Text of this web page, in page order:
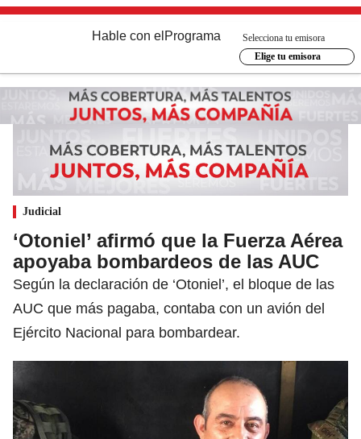
Hable con el Programa
Selecciona tu emisora
Elige tu emisora
Judicial
‘Otoniel’ afirmó que la Fuerza Aérea
apoyaba bombardeos de las AUC
Según la declaración de ‘Otoniel’, el bloque de las
AUC que más pagaba, contaba con un avión del
Ejército Nacional para bombardear.